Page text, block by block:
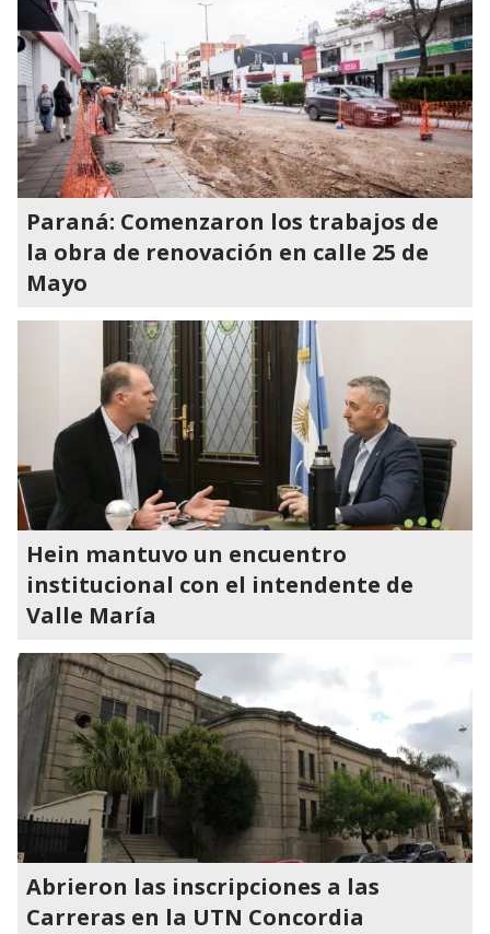
Paraná: Comenzaron los trabajos de
la obra de renovación en calle 25 de
Mayo
Hein mantuvo un encuentro
institucional con el intendente de
Valle María
Abrieron las inscripciones a las
Carreras en la UTN Concordia